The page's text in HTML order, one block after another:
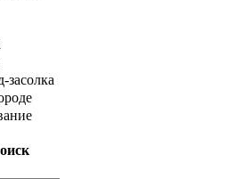
засолка